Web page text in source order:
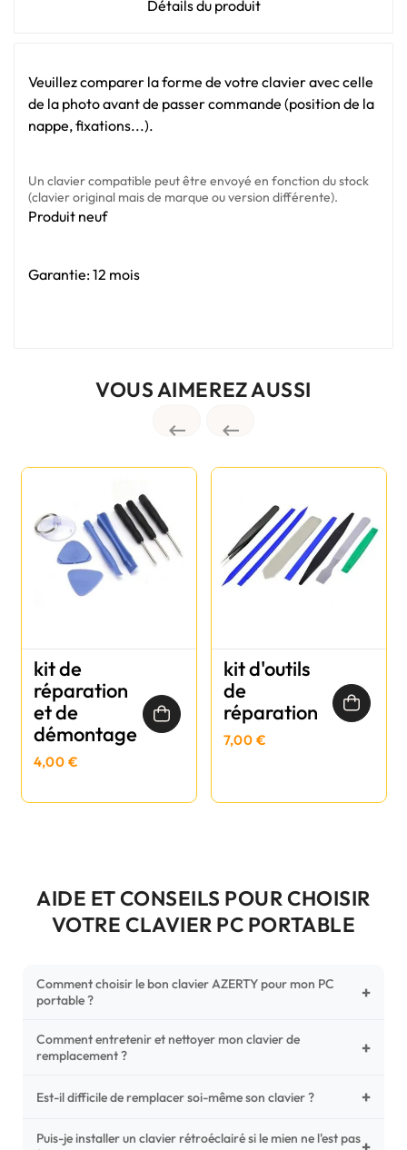
Détails du produit
Veuillez comparer la forme de votre clavier avec celle
de la photo avant de passer commande (position de la
nappe, fixations...).
Un clavier compatible peut être envoyé en fonction du stock
(clavier original mais de marque ou version différente).
Produit neuf
Garantie: 12 mois
VOUS AIMEREZ AUSSI
 
kit de
réparation
et de
démontage
4,00 €
kit d'outils
de
réparation
7,00 €
AIDE ET CONSEILS POUR CHOISIR
VOTRE CLAVIER PC PORTABLE
Comment choisir le bon clavier AZERTY pour mon PC
portable ?
+
Pour ne pas vous tromper, vérifiez trois points critiques sur
votre clavier d'origine : la disposition (AZERTY Français), la
photos HD) et l'emplacement des fixations (vis ou clips) au
Comment entretenir et nettoyer mon clavier de
remplacement ?
+
Un entretien régulier prolonge la vie de vos touches.
poussières sous les mécanismes. Pour le nettoyage,
Est-il difficile de remplacer soi-même son clavier ? +
C'est une réparation accessible et très économique ! La
Puis-je installer un clavier rétroéclairé si le mien ne l'est pas